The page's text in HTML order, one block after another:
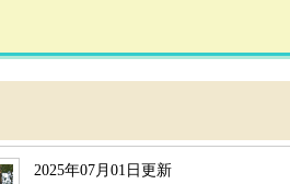
2025年07月01日更新